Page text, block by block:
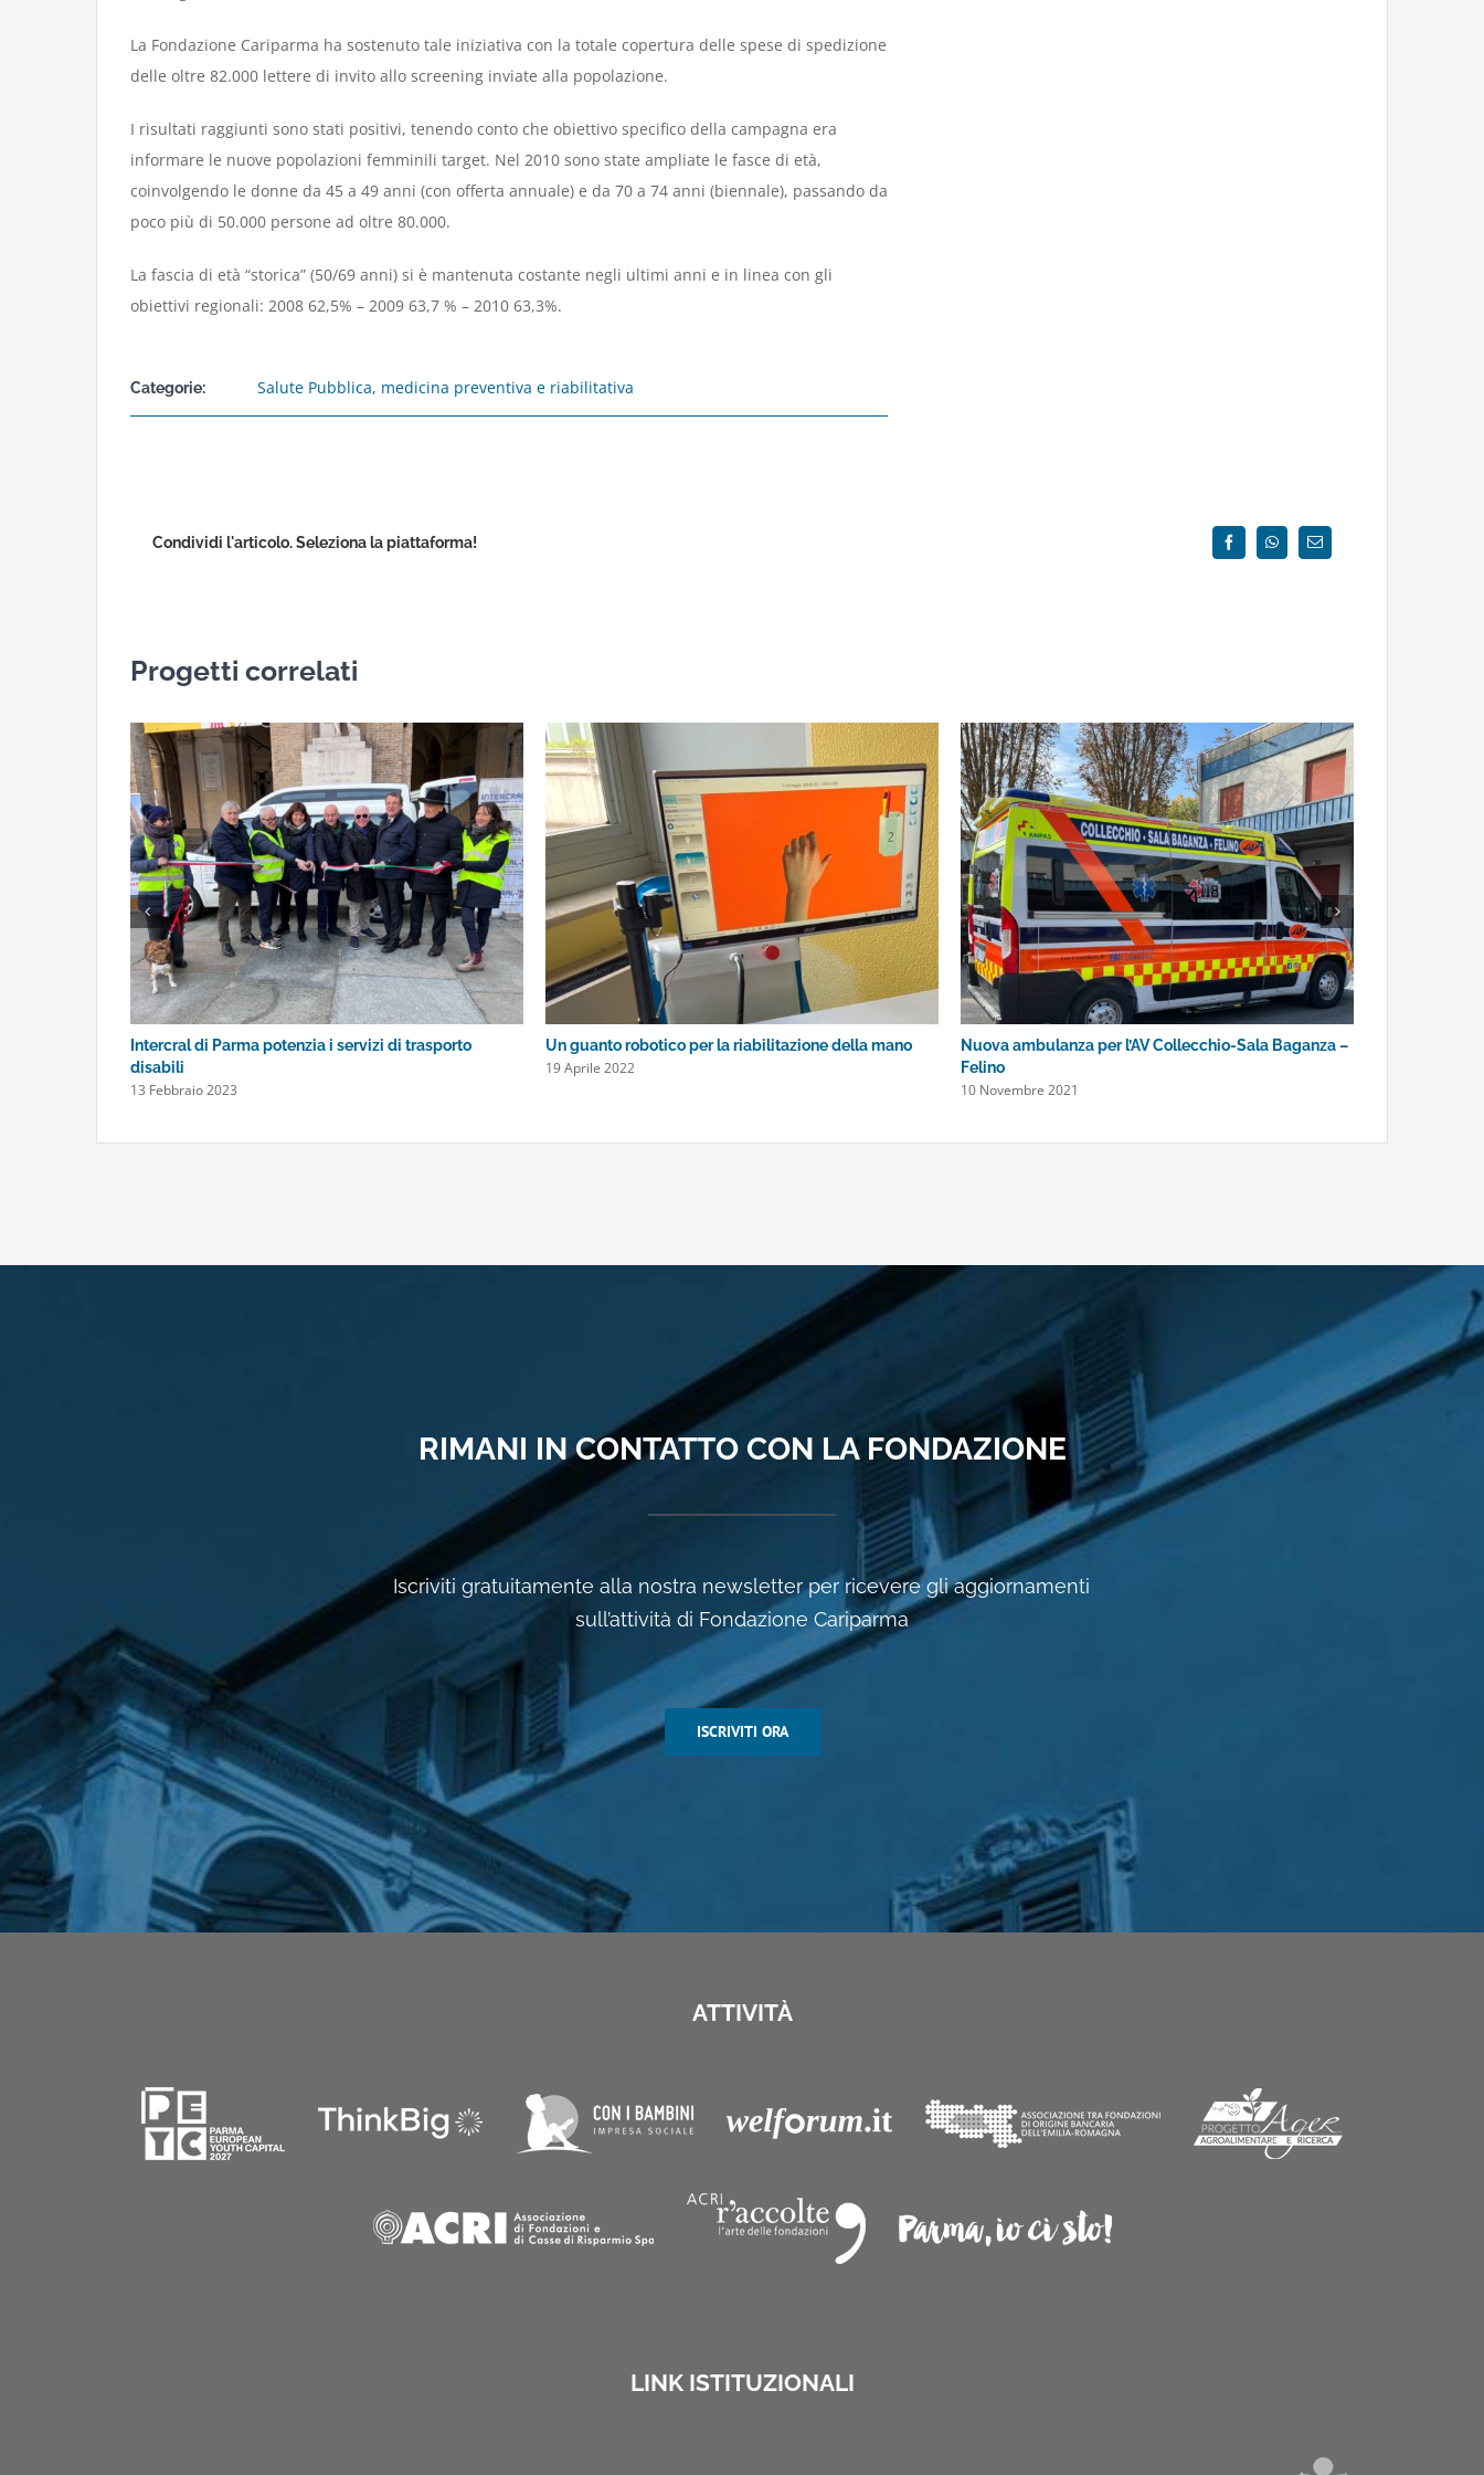
La Fondazione Cariparma ha sostenuto tale iniziativa con la totale copertura delle spese di spedizione
delle oltre 82.000 lettere di invito allo screening inviate alla popolazione.
I risultati raggiunti sono stati positivi, tenendo conto che obiettivo specifico della campagna era
informare le nuove popolazioni femminili target. Nel 2010 sono state ampliate le fasce di età,
coinvolgendo le donne da 45 a 49 anni (con offerta annuale) e da 70 a 74 anni (biennale), passando da
poco più di 50.000 persone ad oltre 80.000.
La fascia di età “storica” (50/69 anni) si è mantenuta costante negli ultimi anni e in linea con gli
obiettivi regionali: 2008 62,5% – 2009 63,7 % – 2010 63,3%.
Categorie: Salute Pubblica, medicina preventiva e riabilitativa
Condividi l'articolo. Seleziona la piattaforma! FacebookWhatsAppEmail
Progetti correlati
Intercral di Parma potenzia i servizi di trasporto
disabili
13 Febbraio 2023
Un guanto robotico per la riabilitazione della mano
19 Aprile 2022
Nuova ambulanza per l’AV Collecchio-Sala Baganza –
Felino
10 Novembre 2021
RIMANI IN CONTATTO CON LA FONDAZIONE
Iscriviti gratuitamente alla nostra newsletter per ricevere gli aggiornamenti
sull’attività di Fondazione Cariparma
ISCRIVITI ORA
ATTIVITÀ
LINK ISTITUZIONALI